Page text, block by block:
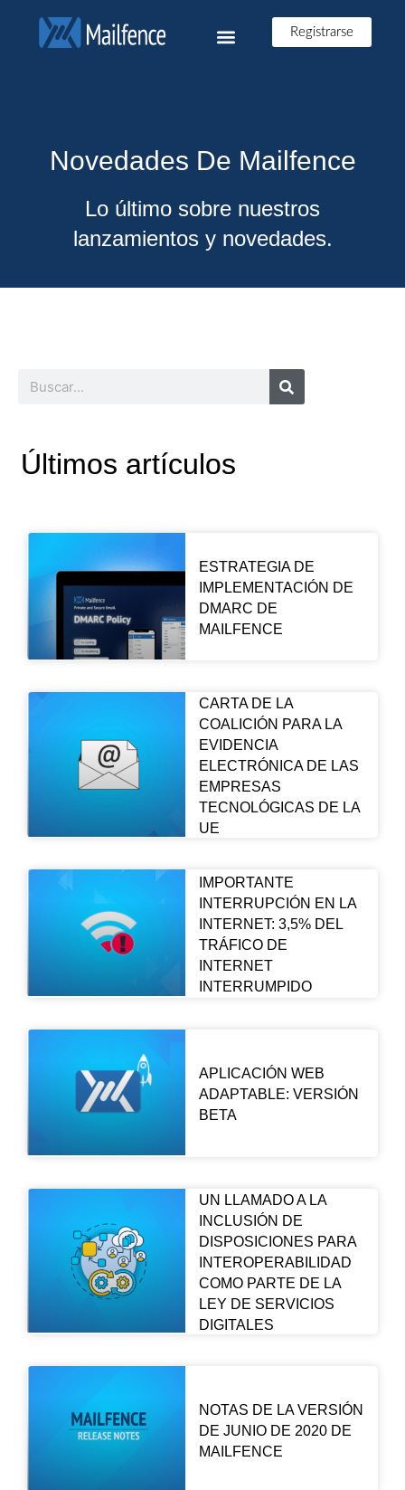
Registrarse
Novedades De Mailfence
Lo último sobre nuestros
lanzamientos y novedades.
Últimos artículos
ESTRATEGIA DE
IMPLEMENTACIÓN DE
DMARC DE
MAILFENCE
CARTA DE LA
COALICIÓN PARA LA
EVIDENCIA
ELECTRÓNICA DE LAS
EMPRESAS
TECNOLÓGICAS DE LA
UE
IMPORTANTE
INTERRUPCIÓN EN LA
INTERNET: 3,5% DEL
TRÁFICO DE
INTERNET
INTERRUMPIDO
APLICACIÓN WEB
ADAPTABLE: VERSIÓN
BETA
UN LLAMADO A LA
INCLUSIÓN DE
DISPOSICIONES PARA
INTEROPERABILIDAD
COMO PARTE DE LA
LEY DE SERVICIOS
DIGITALES
NOTAS DE LA VERSIÓN
DE JUNIO DE 2020 DE
MAILFENCE